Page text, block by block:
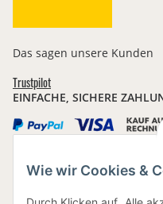
Wie wir Cookies &
Das sagen unsere Kunden
Trustpilot
EINFACHE, SICHERE